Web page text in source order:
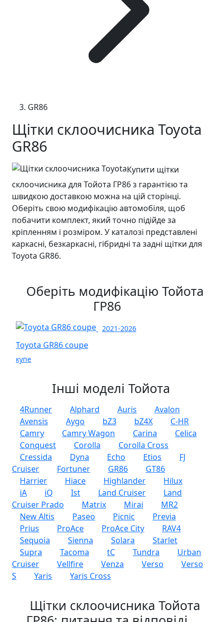
GR86
Щітки склоочисника Toyota
GR86
Купити щітки
склоочисника для Тойота ГР86 з гарантією та
швидкою доставкою можна на цій сторінці.
Оберіть свою модифікацію автомобіля, щоб
побачити комплект, який точно підійде за
кріпленням і розміром. У каталозі представлені
каркасні, безкаркасні, гібридні та задні щітки для
Toyota GR86.
Оберіть модифікацію Тойота
ГР86
2021-2026
Toyota GR86 coupe
купе
Інші моделі Тойота
4Runner Alphard Auris
Avalon
Avensis
Aygo bZ3 bZ4X
C-HR
Camry
Camry Wagon Carina
Celica
Conquest
Corolla
Corolla Cross
Cressida
Dyna Echo Etios
FJ
Cruiser
Fortuner GR86
GT86
Harrier
Hiace Highlander
Hilux
iA
iQ Ist Land Cruiser
Land
Cruiser Prado
Matrix Mirai
MR2
New Altis
Paseo Picnic
Previa
Prius
ProAce ProAce City
RAV4
Sequoia
Sienna Solara
Starlet
Supra
Tacoma tC Tundra
Urban
Cruiser
Vellfire Venza Verso
Verso
S
Yaris Yaris Cross
Щітки склоочисника Тойота